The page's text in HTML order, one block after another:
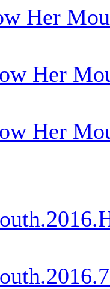
Her
Her
Her